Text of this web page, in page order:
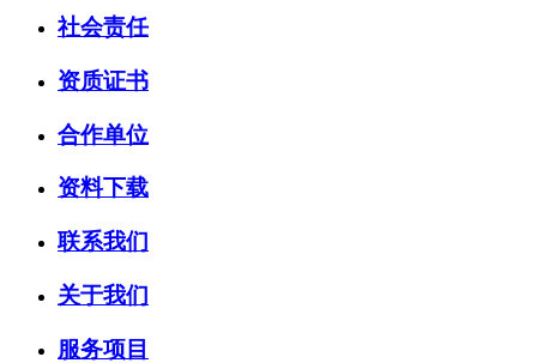
社会责任
资质证书
合作单位
资料下载
联系我们
关于我们
服务项目